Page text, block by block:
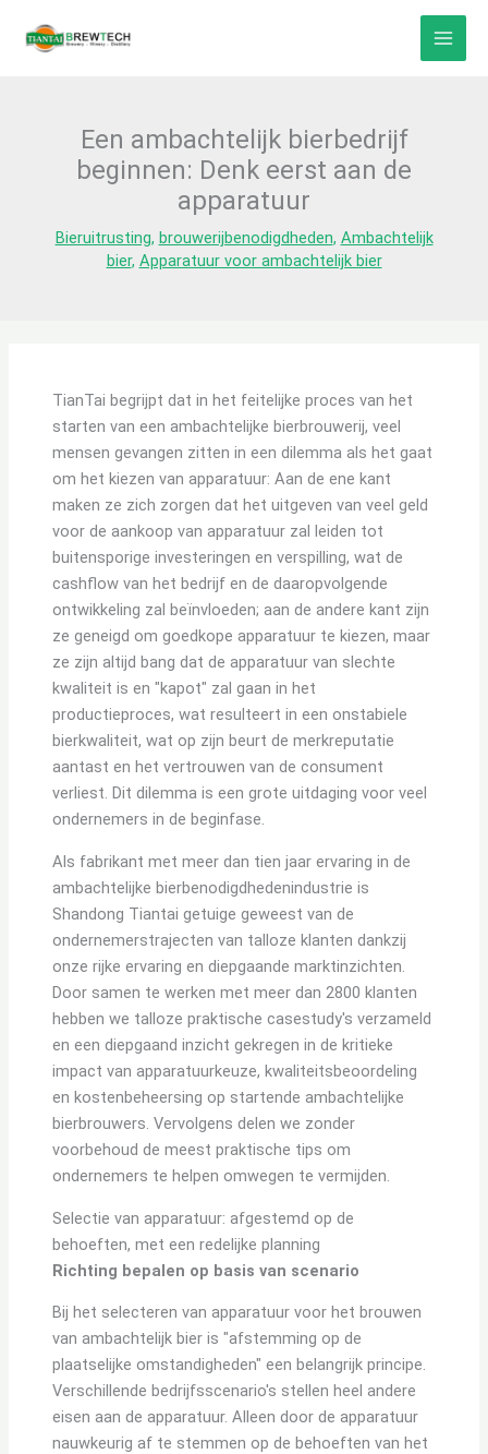
naar
Een ambachtelijk bierbedrijf
beginnen: Denk eerst aan de
apparatuur
Bieruitrusting, brouwerijbenodigdheden, Ambachtelijk
bier, Apparatuur voor ambachtelijk bier
TianTai begrijpt dat in het feitelijke proces van het
starten van een ambachtelijke bierbrouwerij, veel
mensen gevangen zitten in een dilemma als het gaat
om het kiezen van apparatuur: Aan de ene kant
maken ze zich zorgen dat het uitgeven van veel geld
voor de aankoop van apparatuur zal leiden tot
buitensporige investeringen en verspilling, wat de
cashflow van het bedrijf en de daaropvolgende
ontwikkeling zal beïnvloeden; aan de andere kant zijn
ze geneigd om goedkope apparatuur te kiezen, maar
ze zijn altijd bang dat de apparatuur van slechte
kwaliteit is en "kapot" zal gaan in het
productieproces, wat resulteert in een onstabiele
bierkwaliteit, wat op zijn beurt de merkreputatie
aantast en het vertrouwen van de consument
verliest. Dit dilemma is een grote uitdaging voor veel
ondernemers in de beginfase.
Als fabrikant met meer dan tien jaar ervaring in de
ambachtelijke bierbenodigdhedenindustrie is
Shandong Tiantai getuige geweest van de
ondernemerstrajecten van talloze klanten dankzij
onze rijke ervaring en diepgaande marktinzichten.
Door samen te werken met meer dan 2800 klanten
hebben we talloze praktische casestudy's verzameld
en een diepgaand inzicht gekregen in de kritieke
impact van apparatuurkeuze, kwaliteitsbeoordeling
en kostenbeheersing op startende ambachtelijke
bierbrouwers. Vervolgens delen we zonder
voorbehoud de meest praktische tips om
ondernemers te helpen omwegen te vermijden.
Selectie van apparatuur: afgestemd op de
behoeften, met een redelijke planning
Richting bepalen op basis van scenario
Bij het selecteren van apparatuur voor het brouwen
van ambachtelijk bier is "afstemming op de
plaatselijke omstandigheden" een belangrijk principe.
Verschillende bedrijfsscenario's stellen heel andere
eisen aan de apparatuur. Alleen door de apparatuur
nauwkeurig af te stemmen op de behoeften van het